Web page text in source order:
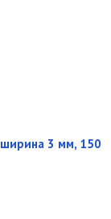
ширина 3 мм, 150